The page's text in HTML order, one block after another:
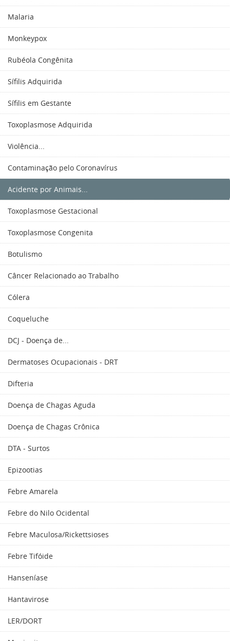
Malaria
Monkeypox
Rubéola Congênita
Sífilis Adquirida
Sífilis em Gestante
Toxoplasmose Adquirida
Violência...
Contaminação pelo Coronavírus
Acidente por Animais...
Toxoplasmose Gestacional
Toxoplasmose Congenita
Botulismo
Câncer Relacionado ao Trabalho
Cólera
Coqueluche
DCJ - Doença de...
Dermatoses Ocupacionais - DRT
Difteria
Doença de Chagas Aguda
Doença de Chagas Crônica
DTA - Surtos
Epizootias
Febre Amarela
Febre do Nilo Ocidental
Febre Maculosa/Rickettsioses
Febre Tifóide
Hanseníase
Hantavirose
LER/DORT